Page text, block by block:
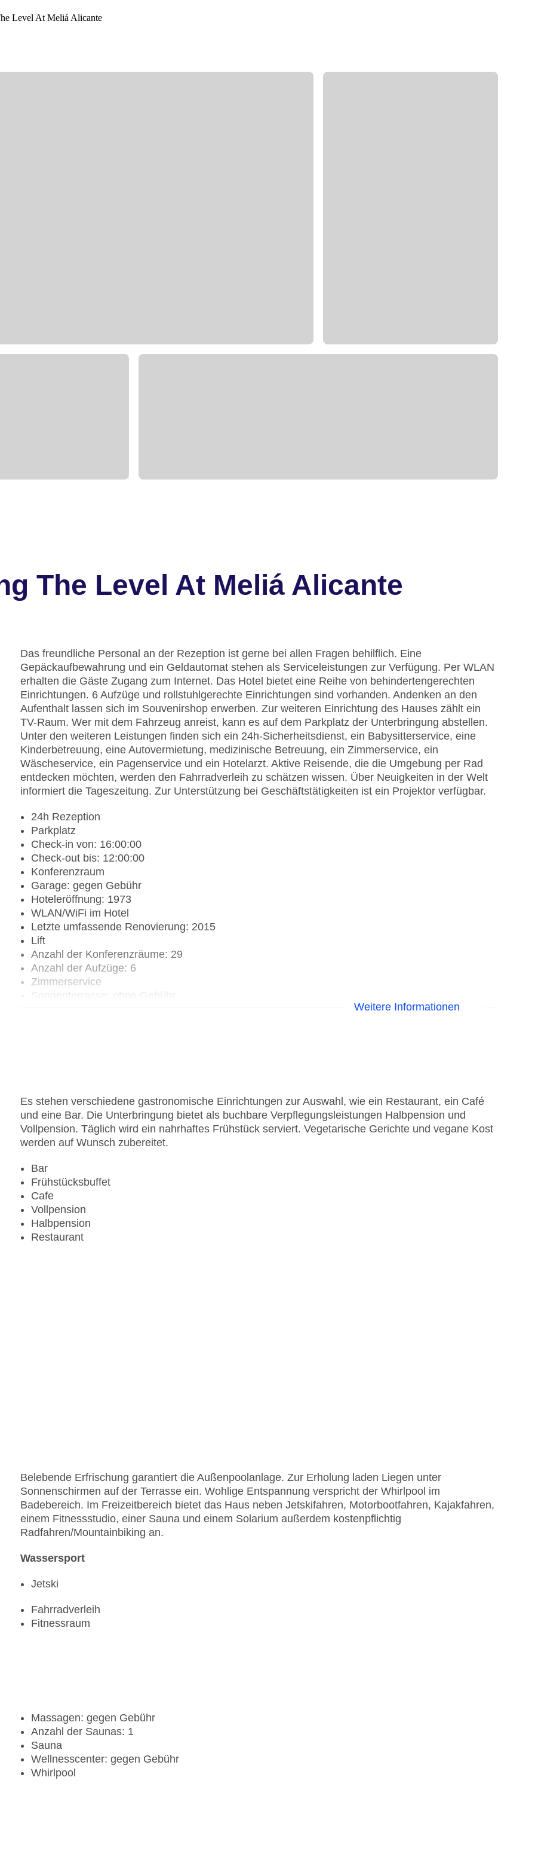
The Level At Meliá Alicante
Das freundliche Personal an der Rezeption ist gerne bei allen Fragen behilflich. Eine
Gepäckaufbewahrung und ein Geldautomat stehen als Serviceleistungen zur Verfügung. Per WLAN
erhalten die Gäste Zugang zum Internet. Das Hotel bietet eine Reihe von behindertengerechten
Einrichtungen. 6 Aufzüge und rollstuhlgerechte Einrichtungen sind vorhanden. Andenken an den
Aufenthalt lassen sich im Souvenirshop erwerben. Zur weiteren Einrichtung des Hauses zählt ein
TV-Raum. Wer mit dem Fahrzeug anreist, kann es auf dem Parkplatz der Unterbringung abstellen.
Unter den weiteren Leistungen finden sich ein 24h-Sicherheitsdienst, ein Babysitterservice, eine
Kinderbetreuung, eine Autovermietung, medizinische Betreuung, ein Zimmerservice, ein
Wäscheservice, ein Pagenservice und ein Hotelarzt. Aktive Reisende, die die Umgebung per Rad
entdecken möchten, werden den Fahrradverleih zu schätzen wissen. Über Neuigkeiten in der Welt
informiert die Tageszeitung. Zur Unterstützung bei Geschäftstätigkeiten ist ein Projektor verfügbar.
24h Rezeption
Parkplatz
Check-in von: 16:00:00
Check-out bis: 12:00:00
Konferenzraum
Garage: gegen Gebühr
Hoteleröffnung: 1973
WLAN/WiFi im Hotel
Letzte umfassende Renovierung: 2015
Lift
Anzahl der Konferenzräume: 29
Anzahl der Aufzüge: 6
Zimmerservice
Weitere Informationen
Es stehen verschiedene gastronomische Einrichtungen zur Auswahl, wie ein Restaurant, ein Café
und eine Bar. Die Unterbringung bietet als buchbare Verpflegungsleistungen Halbpension und
Vollpension. Täglich wird ein nahrhaftes Frühstück serviert. Vegetarische Gerichte und vegane Kost
werden auf Wunsch zubereitet.
Bar
Frühstücksbuffet
Cafe
Vollpension
Halbpension
Restaurant
Belebende Erfrischung garantiert die Außenpoolanlage. Zur Erholung laden Liegen unter
Sonnenschirmen auf der Terrasse ein. Wohlige Entspannung verspricht der Whirlpool im
Badebereich. Im Freizeitbereich bietet das Haus neben Jetskifahren, Motorbootfahren, Kajakfahren,
einem Fitnessstudio, einer Sauna und einem Solarium außerdem kostenpflichtig
Radfahren/Mountainbiking an.
Wassersport
Jetski
Fahrradverleih
Fitnessraum
Massagen: gegen Gebühr
Anzahl der Saunas: 1
Sauna
Wellnesscenter: gegen Gebühr
Whirlpool